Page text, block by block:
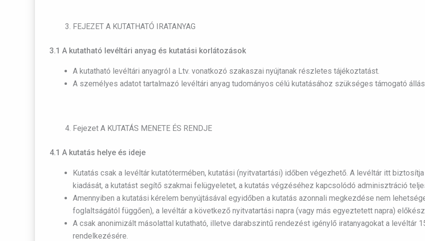
FEJEZET A KUTATHATÓ IRATANYAG
3.1 A kutatható levéltári anyag és kutatási korlátozások
A kutatható levéltári anyagról a Ltv. vonatkozó szakaszai nyújtanak részletes tájékoztatást.
A személyes adatot tartalmazó levéltári anyag tudományos célú kutatásához szükséges támogató
Fejezet A KUTATÁS MENETE ÉS RENDJE
4.1 A kutatás helye és ideje
Kutatás csak a levéltár kutatótermében, kutatási (nyitvatartási) időben végezhető. A levéltár itt
kiadását, a kutatást segítő szakmai felügyeletet, a kutatás végzéséhez kapcsolódó adminisztráció
Amennyiben a kutatási kérelem benyújtásával egyidőben a kutatás azonnali megkezdése nem
foglaltságától függően), a levéltár a következő nyitvatartási napra (vagy más egyeztetett napra)
A csak anonimizált másolattal kutatható, illetve darabszintű rendezést igénylő iratanyagokat a levéltár
rendelkezésére.